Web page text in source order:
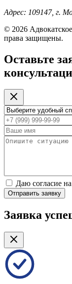
Адрес: 109147, г.
© 2026
права защищены.
Оставьте
Даю согласие
Отправить заявку
Заявка